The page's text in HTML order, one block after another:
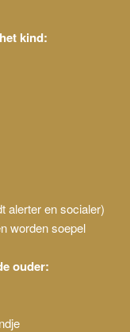
kind:
alerter en socialer)
worden soepel
ouder: